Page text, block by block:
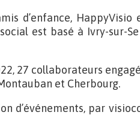
d’enfance,
est basé à Ivry-sur-
27 collaborateurs
et Cherbourg.
d’événements, par